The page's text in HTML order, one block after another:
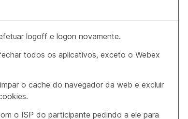
logoff e logon novamente.
todos os aplicativos, exceto o Webex
o cache do navegador da web e excluir
o ISP do participante pedindo a ele para